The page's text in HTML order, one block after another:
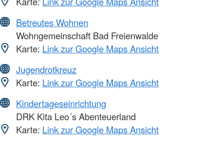
Betreutes Wohnen
Wohngemeinschaft Bad Freienwalde
Karte: Link zur Google Maps Ansicht
Jugendrotkreuz
Karte: Link zur Google Maps Ansicht
Kindertageseinrichtung
DRK Kita Leo´s Abenteuerland
Karte: Link zur Google Maps Ansicht